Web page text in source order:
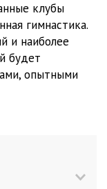
клубы
гимнастика.
и наиболее
будет
опытными